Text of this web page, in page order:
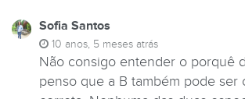
Sofia Santos
10 anos, 5 meses atrás
Não consigo entender o porquê
penso que a B também pode ser